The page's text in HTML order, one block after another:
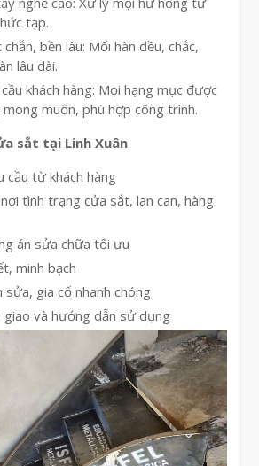
tạp.
bền lâu: Mối hàn đều, chắc,
lâu dài.
khách hàng: Mọi hạng mục được
muốn, phù hợp công trình.
sắt tại Linh Xuân
cầu từ khách hàng
tình trạng cửa sắt, lan can, hàng
án sửa chữa tối ưu
minh bạch
sửa, gia cố nhanh chóng
giao và hướng dẫn sử dụng